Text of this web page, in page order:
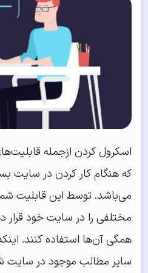
اسکرول کردن ازجمله
که هنگام کار کردن در سایت
می‌باشد. توسط این قابلیت
مختلفی را در سایت خود قرار
همگی آن‌ها استفاده کنند.
سایر مطالب موجود در سایت